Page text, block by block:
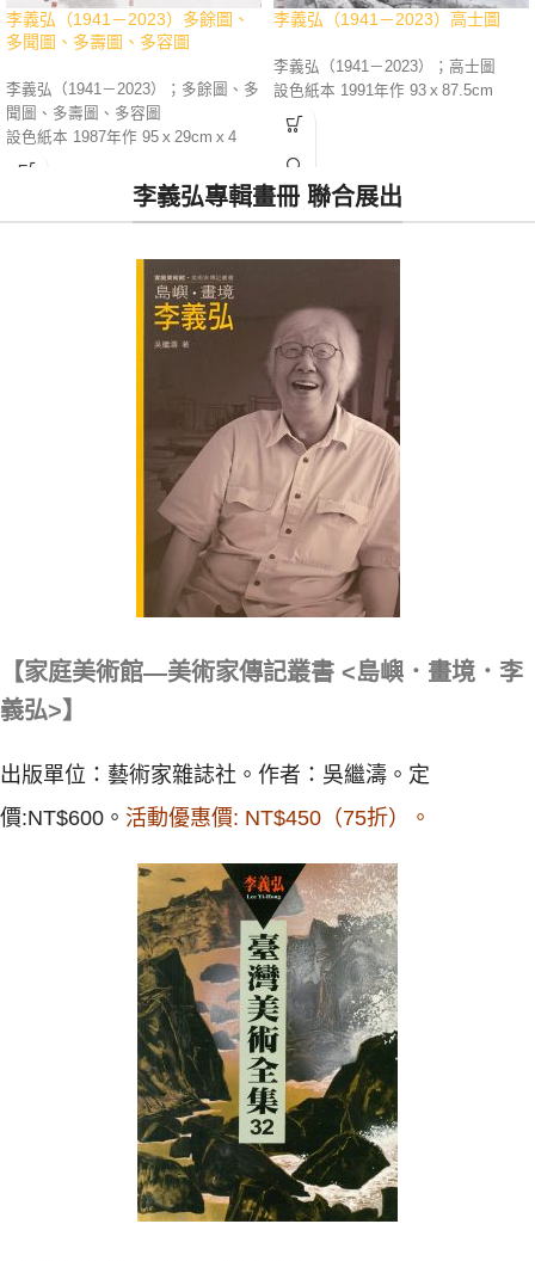
李義弘（1941－2023）多餘圖、
多聞圖、多壽圖、多容圖
李義弘（1941－2023）；多餘圖、多
聞圖、多壽圖、多容圖
設色紙本 1987年作 95ｘ29cmｘ4
李義弘（1941－2023）高士圖
李義弘（1941－2023）；高士圖
設色紙本 1991年作 93ｘ87.5cm
李義弘專輯畫冊 聯合展出
【家庭美術館—美術家傳記叢書 <島嶼．畫境．李
義弘>】
出版單位：藝術家雜誌社。作者：吳繼濤。定
價:NT$600。 活動優惠價: NT$450（75折）。